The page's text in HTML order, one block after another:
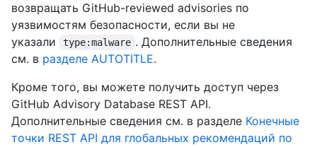
возвращать GitHub-reviewed advisories по
уязвимостям безопасности, если вы не
указали
type:malware . Дополнительные сведения
см. в разделе AUTOTITLE.
Кроме того, вы можете получить доступ через
GitHub Advisory Database REST API.
Дополнительные сведения см. в разделе Конечные
точки REST API для глобальных рекомендаций по